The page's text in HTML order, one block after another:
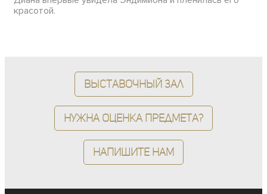
красотой.
Выставочный зал
Нужна оценка предмета?
Напишите нам